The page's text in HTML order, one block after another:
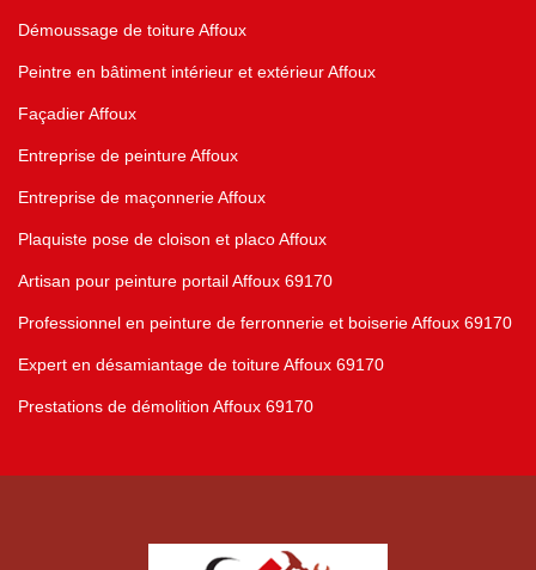
Démoussage de toiture Affoux
Peintre en bâtiment intérieur et extérieur Affoux
Façadier Affoux
Entreprise de peinture Affoux
Entreprise de maçonnerie Affoux
Plaquiste pose de cloison et placo Affoux
Artisan pour peinture portail Affoux 69170
Professionnel en peinture de ferronnerie et boiserie Affoux 69170
Expert en désamiantage de toiture Affoux 69170
Prestations de démolition Affoux 69170